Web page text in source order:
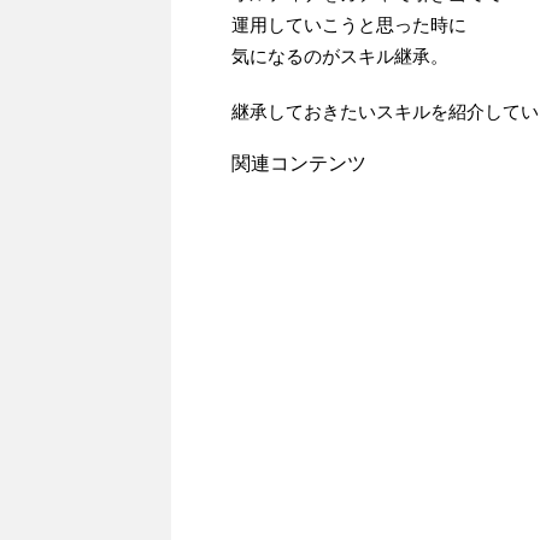
運用していこうと思った時に
気になるのがスキル継承。
継承しておきたいスキルを紹介して
関連コンテンツ